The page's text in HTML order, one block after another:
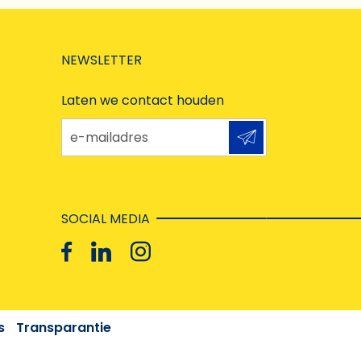
NEWSLETTER
Laten we contact houden
e-mailadres
SOCIAL MEDIA
Transparantie